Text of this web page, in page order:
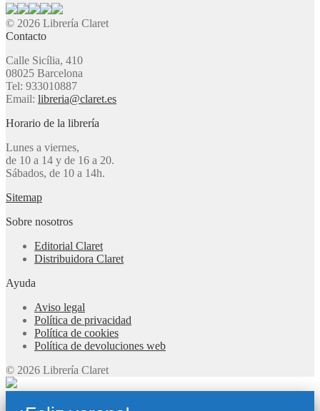
© 2026 Librería Claret
Contacto
Calle Sicília, 410
08025 Barcelona
Tel: 933010887
Email: libreria@claret.es
Horario de la librería
Lunes a viernes,
de 10 a 14 y de 16 a 20.
Sábados, de 10 a 14h.
Sitemap
Sobre nosotros
Editorial Claret
Distribuidora Claret
Ayuda
Aviso legal
Política de privacidad
Política de cookies
Política de devoluciones web
© 2026 Librería Claret